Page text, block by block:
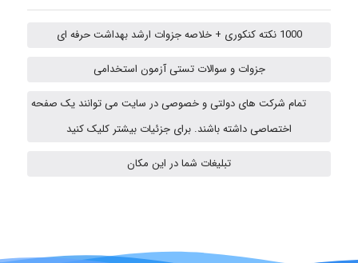
Jafar Tym
aghajari vahid
1000 نکته کنکوری + خلاصه جزوات ارشد بهداشت حرفه ای
جزوات و سوالات تستی آزمون استخدامی
تمام شرکت های دولتی و خصوصی در سایت می توانند یک صفحه
اختصاصی داشته باشند. برای جزئیات بیشتر کلیک کنید
تبلیغات شما در این مکان